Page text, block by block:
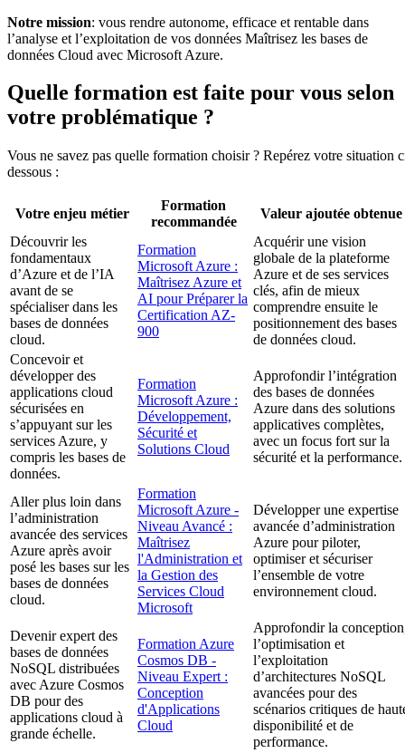
Notre mission: vous rendre autonome, efficace et rentable dans
l’analyse et l’exploitation de vos données Maîtrisez les bases de
données Cloud avec Microsoft Azure.
Quelle formation est faite pour vous selon
votre problématique ?
Vous ne savez pas quelle formation choisir ? Repérez votre situation
dessous :
Votre enjeu métier
Formation
recommandée
Valeur ajoutée obtenue
Découvrir les
fondamentaux
d’Azure et de l’IA
avant de se
spécialiser dans les
bases de données
cloud.
Formation
Microsoft Azure :
Maîtrisez Azure et
AI pour Préparer la
Certification AZ-
900
Acquérir une vision
globale de la plateforme
Azure et de ses services
clés, afin de mieux
comprendre ensuite le
positionnement des bases
de données cloud.
Concevoir et
développer des
applications cloud
sécurisées en
s’appuyant sur les
services Azure, y
compris les bases de
données.
Formation
Microsoft Azure :
Développement,
Sécurité et
Solutions Cloud
Approfondir l’intégration
des bases de données
Azure dans des solutions
applicatives complètes,
avec un focus fort sur la
sécurité et la performance.
Aller plus loin dans
l’administration
avancée des services
Azure après avoir
posé les bases sur les
bases de données
cloud.
Formation
Microsoft Azure -
Niveau Avancé :
Maîtrisez
l'Administration et
la Gestion des
Services Cloud
Microsoft
Développer une expertise
avancée d’administration
Azure pour piloter,
optimiser et sécuriser
l’ensemble de votre
environnement cloud.
Devenir expert des
bases de données
NoSQL distribuées
avec Azure Cosmos
DB pour des
applications cloud à
grande échelle.
Formation Azure
Cosmos DB -
Niveau Expert :
Conception
d'Applications
Cloud
Approfondir la
l’optimisation et
l’exploitation
d’architectures NoSQL
avancées pour des
scénarios critiques de
disponibilité et de
performance.